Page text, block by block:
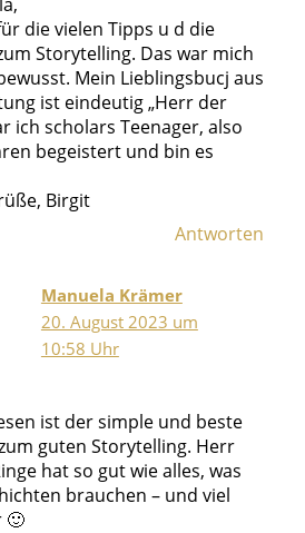
die vielen Tipps u d die
Storytelling. Das war mich
Mein Lieblingsbucj aus
ist eindeutig „Herr der
ich scholars Teenager, also
begeistert und bin es
Birgit
Antworten
Manuela Krämer
20. August 2023 um
10:58 Uhr
ist der simple und beste
guten Storytelling. Herr
hat so gut wie alles, was
brauchen – und viel
🙂